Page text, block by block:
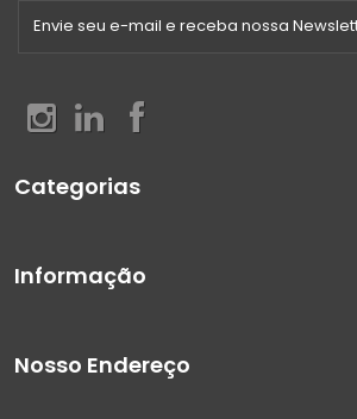
Categorias
Informação
Nosso Endereço